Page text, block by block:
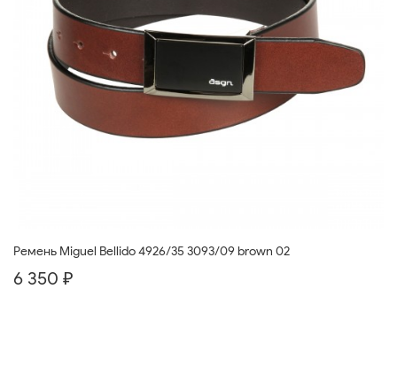
Ремень Miguel Bellido 4926/35 3093/09 brown 02
6 350 ₽